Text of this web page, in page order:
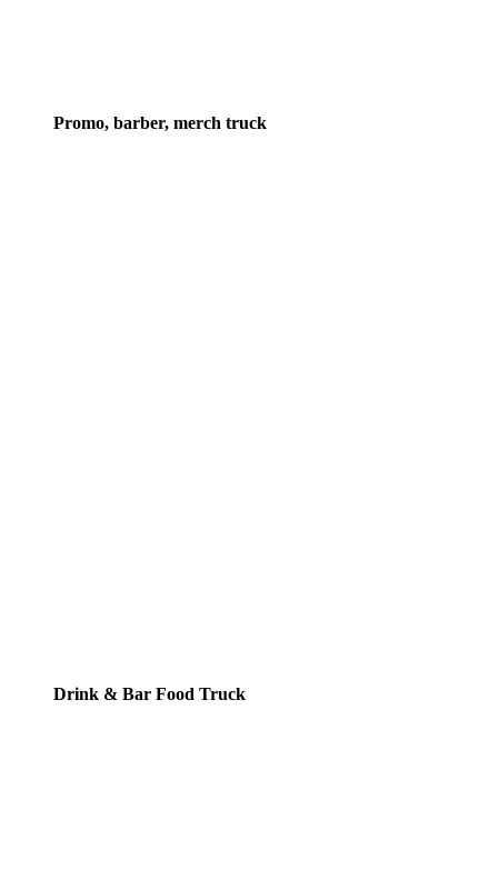
Promo, barber, merch truck
Drink & Bar Food Truck